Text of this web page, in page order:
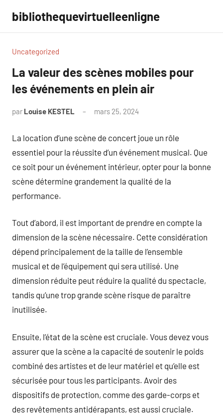
contenu
bibliothequevirtuelleenligne
Uncategorized
La valeur des scènes mobiles pour
les événements en plein air
par Louise KESTEL mars 25, 2024
La location d’une scène de concert joue un rôle
essentiel pour la réussite d’un événement musical. Que
ce soit pour un événement intérieur, opter pour la bonne
scène détermine grandement la qualité de la
performance.
Tout d’abord, il est important de prendre en compte la
dimension de la scène nécessaire. Cette considération
dépend principalement de la taille de l’ensemble
musical et de l’équipement qui sera utilisé. Une
dimension réduite peut réduire la qualité du spectacle,
tandis qu’une trop grande scène risque de paraître
inutilisée.
Ensuite, l’état de la scène est cruciale. Vous devez vous
assurer que la scène a la capacité de soutenir le poids
combiné des artistes et de leur matériel et qu’elle est
sécurisée pour tous les participants. Avoir des
dispositifs de protection, comme des garde-corps et
des revêtements antidérapants, est aussi cruciale.